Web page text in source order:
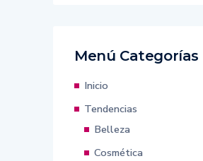
Menú Categorías
Inicio
Tendencias
Belleza
Cosmética